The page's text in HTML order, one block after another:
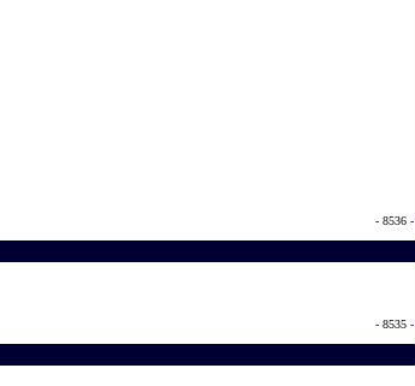
- 8536 -
- 8535 -